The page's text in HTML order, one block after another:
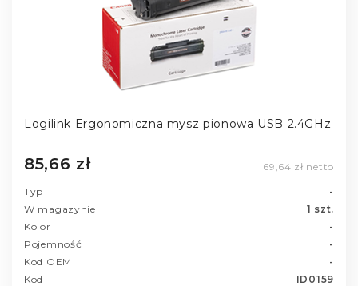
Logilink Ergonomiczna mysz pionowa USB 2.4GHz
85,66 zł 69,64 zł netto
Typ
-
W magazynie
1 szt.
Kolor
-
Pojemność
-
Kod OEM
-
Kod
ID0159